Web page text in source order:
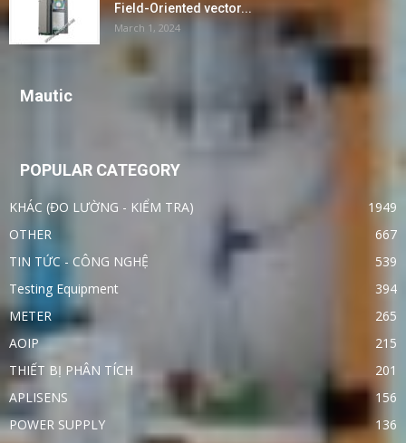
Field-Oriented vector...
March 1, 2024
Mautic
POPULAR CATEGORY
KHÁC (ĐO LƯỜNG - KIỂM TRA)
1949
OTHER
667
TIN TỨC - CÔNG NGHỆ
539
Testing Equipment
394
METER
265
AOIP
215
THIẾT BỊ PHÂN TÍCH
201
APLISENS
156
POWER SUPPLY
136